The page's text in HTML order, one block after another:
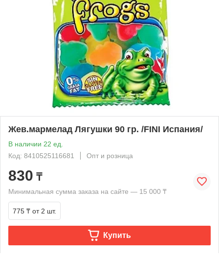
Жев.мармелад Лягушки 90 гр. /FINI Испания/
В наличии 22 ед.
Код: 8410525116681
Опт и розница
830 ₸
Минимальная сумма заказа на сайте — 15 000 ₸
775 ₸ от 2 шт.
Купить